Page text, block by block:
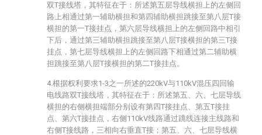
双T接线塔，其特征在于：所述第五层导线横担上的左侧回
路上相通过第一辅助横担和第四辅助横担跳接至第八层T接
横担的第一T接挂点，第六层导线横担上的左侧回路中相引
下后，通过第三辅助横担跳接至第八层T接横担的第三T接
挂点，第七层导线横担上的左侧回路下相通过第二辅助横
担跳接至第八层T接横担的第二T接挂点。
4.根据权利要求1-3之一所述的220kV与110kV混压四回输
电线路双T接线塔，其特征在于：所述第五、六、七层导线
横担的右侧横担端部分别设有第四T接挂点、第五T接挂
点、第六T接挂点，右侧110kV线路通过跳线连接主线路和
右侧T接线路，三相向右垂直T接；第五、六、七层导线横